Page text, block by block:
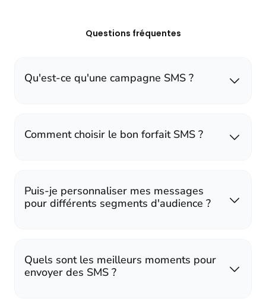
Questions fréquentes
Qu'est-ce qu'une campagne SMS ?
Comment choisir le bon forfait SMS ?
Puis-je personnaliser mes messages
pour différents segments d'audience ?
Quels sont les meilleurs moments pour
envoyer des SMS ?